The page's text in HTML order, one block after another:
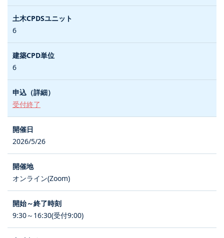
6
6
受付終了
2026/5/26
オンライン(Zoom)
9:30～16:30(受付9:00)